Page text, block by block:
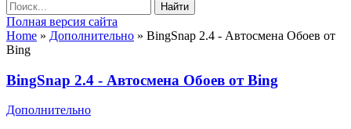
Найти
Полная версия сайта
Home » Дополнительно » BingSnap 2.4 - Автосмена Обоев от
Bing
BingSnap 2.4 - Автосмена Обоев от Bing
Дополнительно